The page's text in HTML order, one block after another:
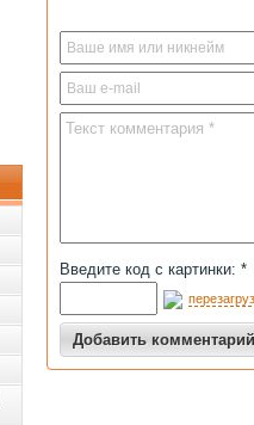
Введите код с картинки: *